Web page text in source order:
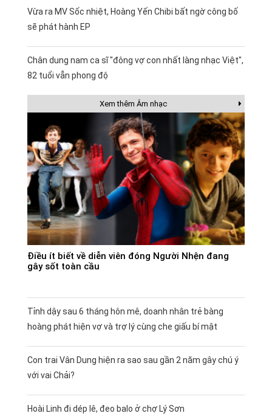
Vừa ra MV Sốc nhiệt, Hoàng Yến Chibi bất ngờ công bố
sẽ phát hành EP
Chân dung nam ca sĩ "đông vợ con nhất làng nhạc Việt",
82 tuổi vẫn phong độ
Xem thêm Âm nhạc
Điều ít biết về diễn viên đóng Người Nhện đang
gây sốt toàn cầu
Tỉnh dậy sau 6 tháng hôn mê, doanh nhân trẻ bàng
hoàng phát hiện vợ và trợ lý cùng che giấu bí mật
Con trai Vân Dung hiện ra sao sau gần 2 năm gây chú ý
với vai Chải?
Hoài Linh đi dép lê, đeo balo ở chợ Lý Sơn